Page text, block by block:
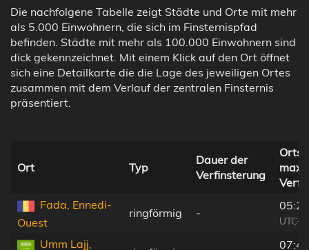
Die nachfolgene Tabelle zeigt Städte und Orte mit mehr
als 5.000 Einwohnern, die sich im Finsternispfad
befinden. Städte mit mehr als 100.000 Einwohnern sind
dick gekennzeichnet. Mit einem Klick auf den Ort öffnet
sich eine Detailkarte die die Lage des jeweiligen Ortes
zusammen mit dem Verlauf der zentralen Finsternis
präsentiert.
Ort Typ
Dauer der
Verfinsterung
Fada, Ennedi-
Ouest
ringförmig -
Umm Lajj,